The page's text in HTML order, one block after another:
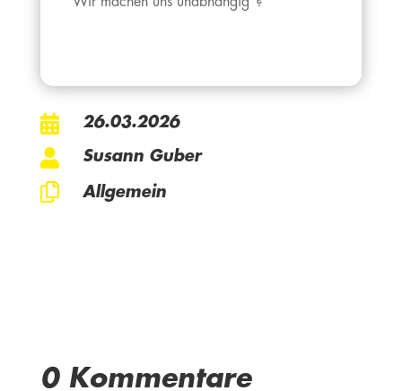

26.03.2026

Susann Guber

Allgemein
0 Kommentare